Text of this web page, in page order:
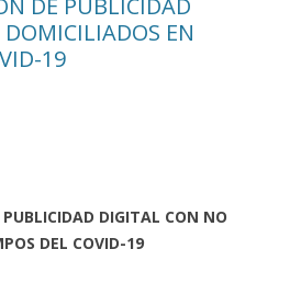
DE PUBLICIDAD
EN
19
DIGITAL CON NO
DEL COVID-19